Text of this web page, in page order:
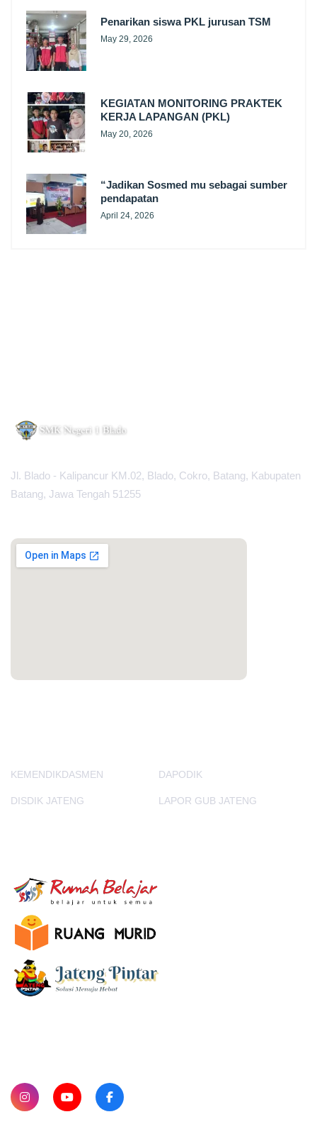
Penarikan siswa PKL jurusan TSM
May 29, 2026
KEGIATAN MONITORING PRAKTEK
KERJA LAPANGAN (PKL)
May 20, 2026
“Jadikan Sosmed mu sebagai sumber
pendapatan
April 24, 2026
Jl. Blado - Kalipancur KM.02, Blado, Cokro, Batang, Kabupaten
Batang, Jawa Tengah 51255
KEMENDIKDASMEN DAPODIK
DISDIK JATENG LAPOR GUB JATENG